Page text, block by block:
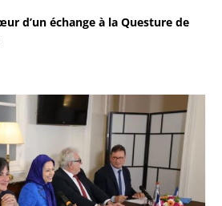
d’un échange à la Questure de